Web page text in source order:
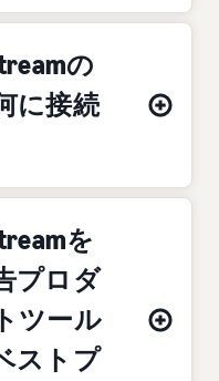
の
に接続
を
プロダ
ツール
ストプ